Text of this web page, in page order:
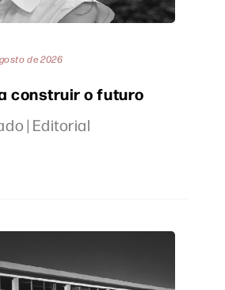
de 2026
construir o futuro
| Editorial